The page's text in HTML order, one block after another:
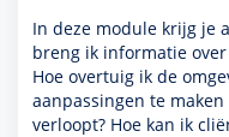
In deze module krijg je
breng ik infor­matie
Hoe overtuig ik de
aanpassingen te
verloopt? Hoe kan ik